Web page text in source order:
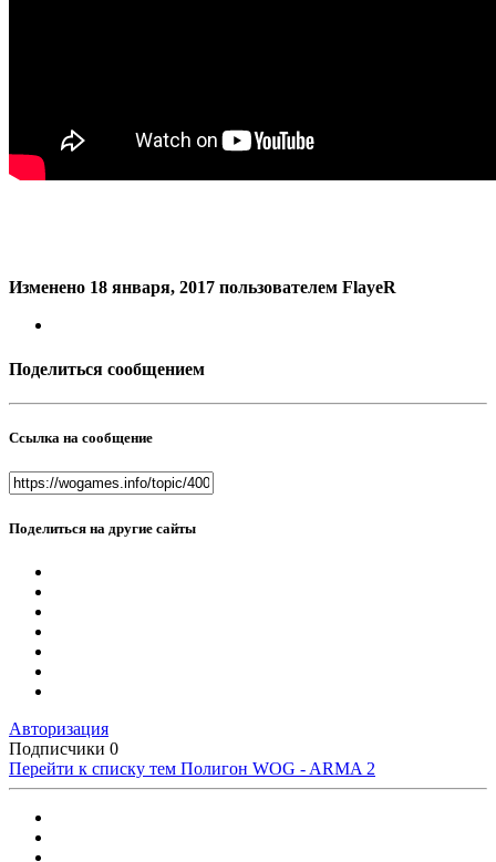
Изменено 18 января, 2017 пользователем FlayeR
Поделиться сообщением
Ссылка на сообщение
Поделиться на другие сайты
Авторизация
Подписчики 0
Перейти к списку тем Полигон WOG - ARMA 2